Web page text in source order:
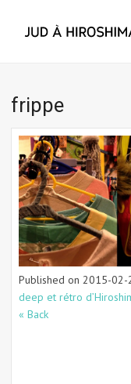
frippe
Published on 2015-02-
deep et rétro
« Back